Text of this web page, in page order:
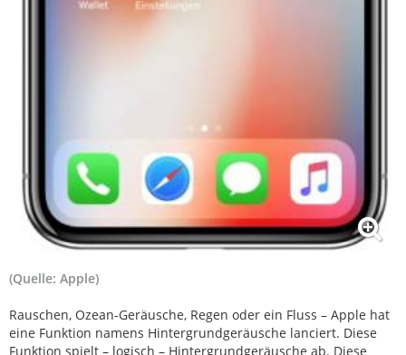
(Quelle: Apple)
Rauschen, Ozean-Geräusche, Regen oder ein Fluss – Apple hat
eine Funktion namens Hintergrundgeräusche lanciert. Diese
Funktion spielt – logisch – Hintergrundgeräusche ab. Diese